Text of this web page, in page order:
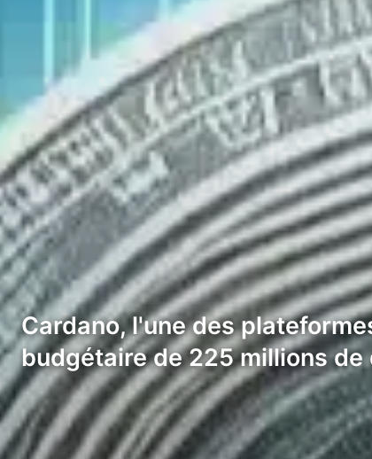
Cardano, l'une des
budgétaire de 225 millions